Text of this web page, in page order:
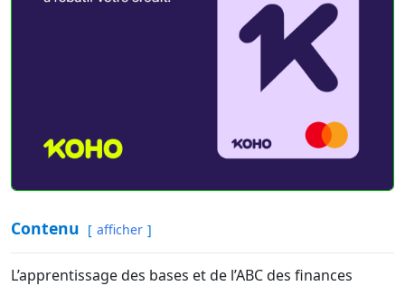
Contenu afficher
L’apprentissage des bases et de l’ABC des finances